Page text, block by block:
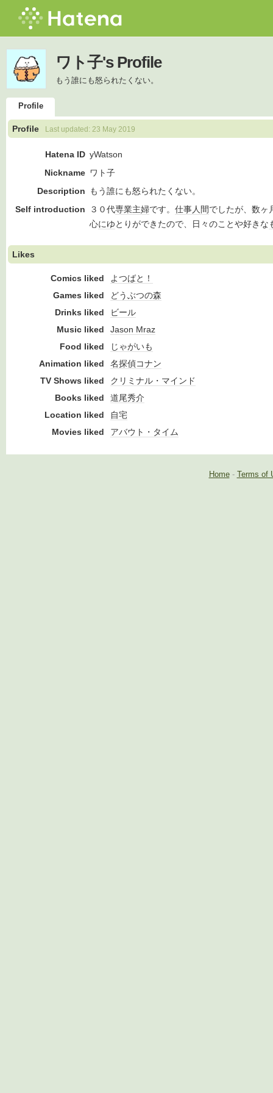
ワト子's Profile
もう誰にも怒られたくない。
Profile
Profile Last updated: 23 May 2019
Hatena ID yWatson
Nickname ワト子
Description
もう誰にも怒られたくない。
Self introduction
３０代専業主婦です。 仕事人間でしたが、数ヶ
心にゆとりができたので、日々のことや好きな
Likes
Comics liked
よつばと！
Games liked
どうぶつの森
Drinks liked
ビール
Music liked
Jason Mraz
Food liked
じゃがいも
Animation liked
名探偵コナン
TV Shows liked
クリミナル・マインド
Books liked
道尾秀介
Location liked
自宅
Movies liked
アバウト・タイム
Home- Terms of